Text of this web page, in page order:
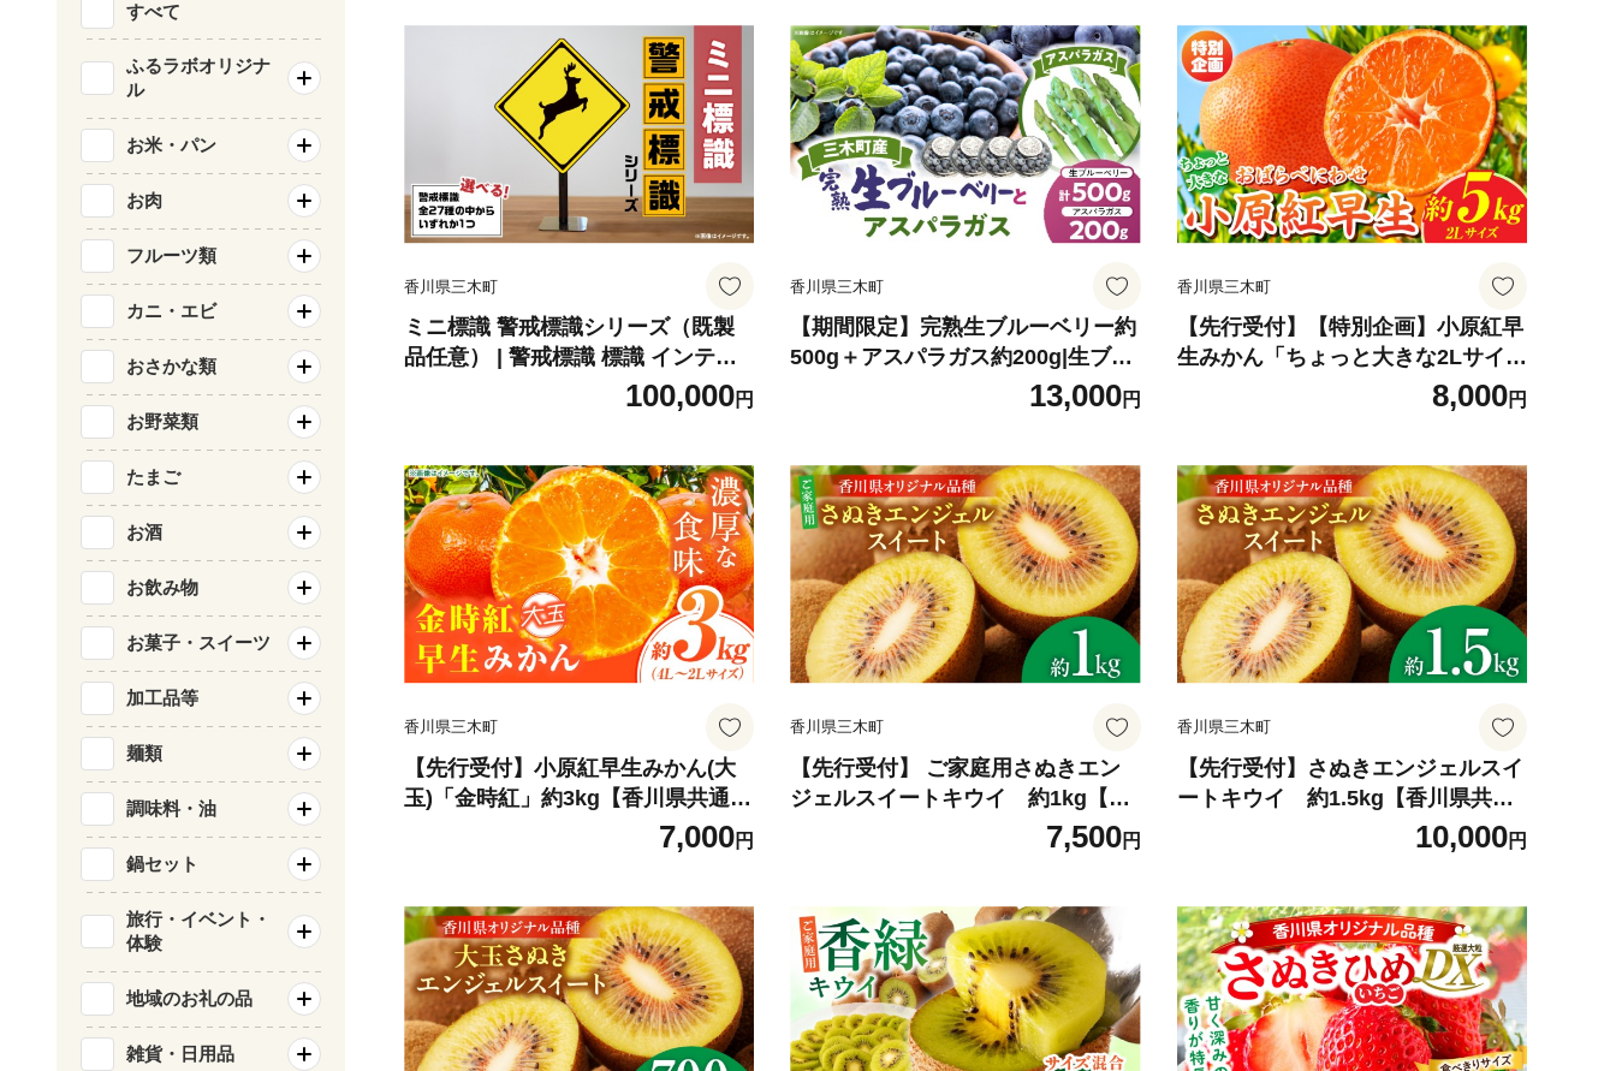
-011
k159-010
香川県三木町
ミニ標識 警戒標識シリーズ（既製
品任意） | 警戒標識 標識 インテリ
ア 室内 置物 卓上サイズ 教材 ミニ
ユニーク リアル 雑貨 プレゼント 交
100,000円
香川県三木町
【期間限定】完熟生ブルーベリー約
500g＋アスパラガス約200g|生ブル
ーベリー 完熟 フルーツ 眼に良い フ
レッシュ ジューシー 香り 旬の果物
|_mk173-006
13,000円
香川県三木町
【先行受付】【特別企画】小原紅早
生みかん「ちょっと大きな2Lサイ
ズ」約5kg【香川県共通返礼品】 |
甘い みかん ミカン 柑橘 柑橘系 果
おすすめ 贈答 贈り物 ギフト プレゼ
ント 特産品 特産 取り寄せ ふるさと
果汁 人気 香川県 三木町 |_mk006-1
38
8,000円
香川県三木町
【先行受付】小原紅早生みかん(大
玉)「金時紅」約3kg【香川県共通返
礼品】 | 甘い みかん ミカン 柑橘 柑
橘系 果物 フルーツ 青果 デザート
プレゼント 特産品 特産 取り寄せ ふ
るさと 果汁 人気 香川県 三木町 |_m
k006-137
7,000円
香川県三木町
【先行受付】 ご家庭用さぬきエン
ジェルスイートキウイ 約1kg【香
川県共通返礼品】|さぬき エンジェ
ルスイート 果物 フルーツ 人気 香川
糖度が高い 先行受付 先行予約 季節
限定 旬 おすすめ 訳あり ご家庭用|_
mk006-136
7,500円
香川県三木町
【先行受付】さぬきエンジェルスイ
ートキウイ 約1.5kg【香川県共通
返礼品】|さぬき エンジェルスイー
ト 果物 フルーツ 人気 香川 香川県
高い 先行受付 先行予約 季節限定 旬
おすすめ|_mk006-135
10,000円
すべて
ふるラボオリジナ
ル
お米・パン
お肉
フルーツ類
カニ・エビ
おさかな類
お野菜類
たまご
お酒
お飲み物
お菓子・スイーツ
加工品等
麺類
調味料・油
鍋セット
旅行・イベント・
体験
地域のお礼の品
雑貨・日用品